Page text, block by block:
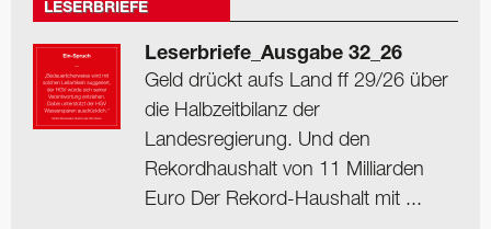
LESERBRIEFE
Leserbriefe_Ausgabe 32_26
Geld drückt aufs Land ff 29/26 über
die Halbzeitbilanz der
Landesregierung. Und den
Rekordhaushalt von 11 Milliarden
Euro Der Rekord-Haushalt mit ...